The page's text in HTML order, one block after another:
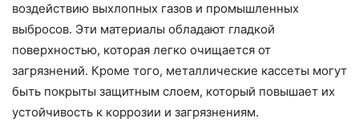
воздействию выхлопных газов и промышленных
выбросов. Эти материалы обладают гладкой
поверхностью, которая легко очищается от
загрязнений. Кроме того, металлические кассеты могут
быть покрыты защитным слоем, который повышает их
устойчивость к коррозии и загрязнениям.